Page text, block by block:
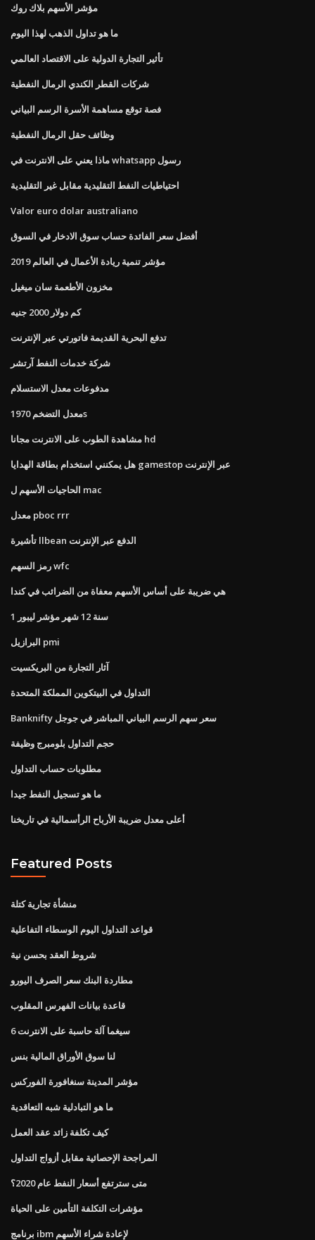
مؤشر الأسهم بلاك روك
ما هو تداول الذهب لهذا اليوم
تأثير التجارة الدولية على الاقتصاد العالمي
شركات القطر الكندي الرمال النفطية
فصة توقع مساهمة الأسرة الرسم البياني
وظائف حقل الرمال النفطية
ماذا يعني على الانترنت في whatsapp رسول
احتياطيات النفط التقليدية مقابل غير التقليدية
Valor euro dolar australiano
أفضل سعر الفائدة حساب سوق الادخار في السوق
مؤشر تنمية ريادة الأعمال في العالم 2019
مخزون الأطعمة سان ميغيل
كم دولار 2000 جنيه
تدفع البحرية القديمة فاتورتي عبر الإنترنت
شركة خدمات النفط آرتشر
مدفوعات معدل الاستسلام
معدل التضخم 1970s
مشاهدة الطوب على الانترنت مجانا hd
هل يمكنني استخدام بطاقة الهدايا gamestop عبر الإنترنت
الحاجيات الأسهم ل mac
معدل pboc rrr
تأشيرة llbean الدفع عبر الإنترنت
رمز السهم wfc
هي ضريبة على أساس الأسهم معفاة من الضرائب في كندا
1 سنة 12 شهر مؤشر ليبور
البرازيل pmi
آثار التجارة من البريكسيت
التداول في البيتكوين المملكة المتحدة
Banknifty سعر سهم الرسم البياني المباشر في جوجل
حجم التداول بلومبرج وظيفة
مطلوبات حساب التداول
ما هو تسجيل النفط جيدا
أعلى معدل ضريبة الأرباح الرأسمالية في تاريخنا
Featured Posts
منشأة تجارية كتلة
قواعد التداول اليوم الوسطاء التفاعلية
شروط العقد بحسن نية
مطاردة البنك سعر الصرف اليورو
قاعدة بيانات الفهرس المقلوب
6 سيغما آلة حاسبة على الانترنت
لنا سوق الأوراق المالية بنس
مؤشر المدينة سنغافورة الفوركس
ما هو التبادلية شبه التعاقدية
كيف تكلفة زائد عقد العمل
المراجحة الإحصائية مقابل أزواج التداول
متى سترتفع أسعار النفط عام 2020؟
مؤشرات التكلفة التأمين على الحياة
برنامج ibm لإعادة شراء الأسهم